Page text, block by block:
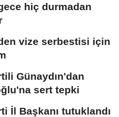
hiç durmadan
vize serbestisi için
Günaydın'dan
sert tepki
İl Başkanı tutuklandı